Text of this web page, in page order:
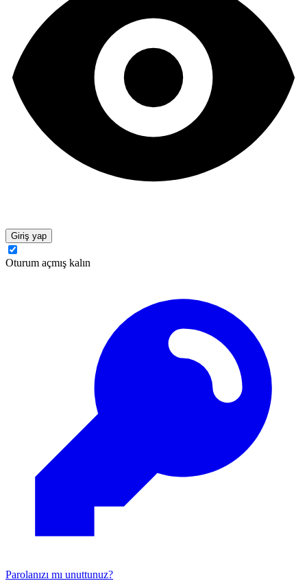
Giriş yap
Oturum açmış kalın
Parolanızı mı unuttunuz?